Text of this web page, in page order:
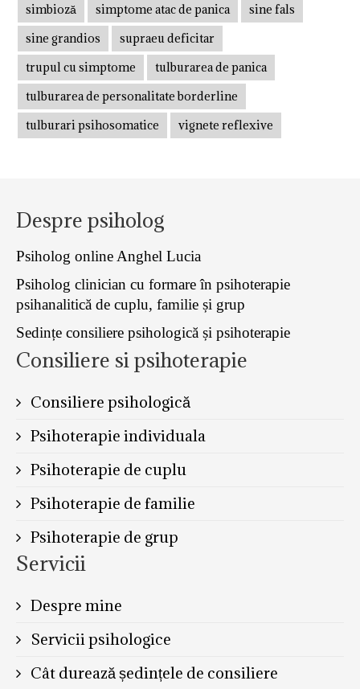
simbioză
simptome atac de panica
sine fals
sine grandios
supraeu deficitar
trupul cu simptome
tulburarea de panica
tulburarea de personalitate borderline
tulburari psihosomatice
vignete reflexive
Despre psiholog
Psiholog online Anghel Lucia
Psiholog clinician cu formare în psihoterapie
psihanalitică de cuplu, familie și grup
Sedințe consiliere psihologică și psihoterapie
Consiliere si psihoterapie
Consiliere psihologică
Psihoterapie individuala
Psihoterapie de cuplu
Psihoterapie de familie
Psihoterapie de grup
Servicii
Despre mine
Servicii psihologice
Cât durează ședințele de consiliere